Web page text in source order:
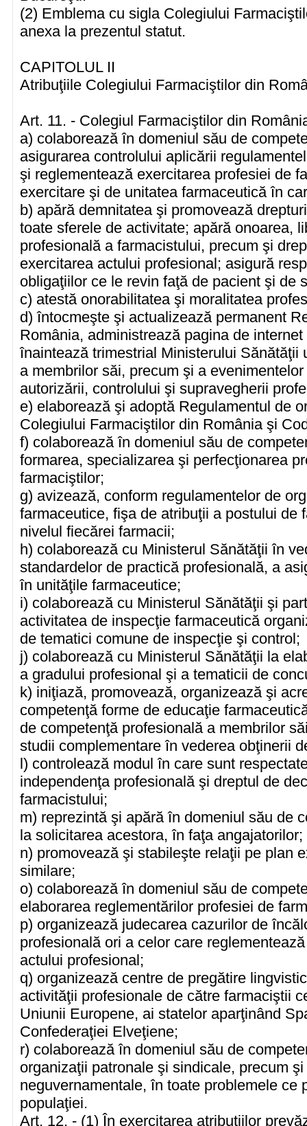
(2) Emblema cu sigla Colegiului
anexa la prezentul statut.
CAPITOLUL II
Atribuţiile Colegiului Farmaciştilor din
Art. 11. - Colegiul Farmaciştilor din
a) colaborează în domeniul său de
asigurarea controlului aplicării
şi reglementează exercitarea profesiei de
exercitare şi de unitatea farmaceutică în
b) apără demnitatea şi promovează
toate sferele de activitate; apără onoarea,
profesională a farmacistului, precum şi
exercitarea actului profesional; asigură
obligaţiilor ce le revin faţă de pacient şi de
c) atestă onorabilitatea şi moralitatea
d) întocmeşte şi actualizează permanent
România, administrează pagina de
înaintează trimestrial Ministerului Sănătăţii
a membrilor săi, precum şi a
autorizării, controlului şi supravegherii
e) elaborează şi adoptă Regulamentul de
Colegiului Farmaciştilor din România şi
f) colaborează în domeniul său de
formarea, specializarea şi perfecţionarea
farmaciştilor;
g) avizează, conform regulamentelor de
farmaceutice, fişa de atribuţii a postului de
nivelul fiecărei farmacii;
h) colaborează cu Ministerul Sănătăţii în
standardelor de practică profesională, a
în unităţile farmaceutice;
i) colaborează cu Ministerul Sănătăţii şi
activitatea de inspecţie farmaceutică
de tematici comune de inspecţie şi control;
j) colaborează cu Ministerul Sănătăţii la
a gradului profesional şi a tematicii de
k) iniţiază, promovează, organizează şi
competenţă forme de educaţie
de competenţă profesională a membrilor
studii complementare în vederea obţinerii
l) controlează modul în care sunt
independenţa profesională şi dreptul de
farmacistului;
m) reprezintă şi apără în domeniul său de
la solicitarea acestora, în faţa angajatorilor;
n) promovează şi stabileşte relaţii pe plan
similare;
o) colaborează în domeniul său de
elaborarea reglementărilor profesiei de
p) organizează judecarea cazurilor de
profesională ori a celor care
actului profesional;
q) organizează centre de pregătire
activităţii profesionale de către farmaciştii
Uniunii Europene, ai statelor aparţinând
Confederaţiei Elveţiene;
r) colaborează în domeniul său de
organizaţii patronale şi sindicale, precum
neguvernamentale, în toate problemele ce
populaţiei.
Art. 12. - (1) În exercitarea atribuţiilor